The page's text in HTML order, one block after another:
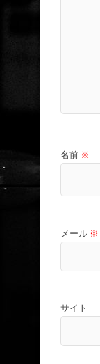
名前 ※
メール ※
サイト